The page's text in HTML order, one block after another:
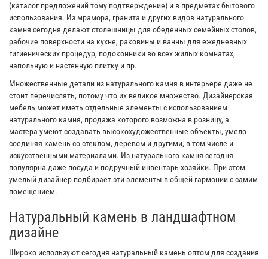
(каталог предложений тому подтверждение) и в предметах бытового
использования. Из мрамора, гранита и других видов натурального
камня сегодня делают столешницы для обеденных семейных столов,
рабочие поверхности на кухне, раковины и ванны для ежедневных
гигиенических процедур, подоконники во всех жилых комнатах,
напольную и настенную плитку и пр.
Множественные детали из натурального камня в интерьере даже не
стоит перечислять, потому что их великое множество. Дизайнерская
мебель может иметь отдельные элементы с использованием
натурального камня, продажа которого возможна в розницу, а
мастера умеют создавать высокохудожественные объекты, умело
соединяя камень со стеклом, деревом и другими, в том числе и
искусственными материалами. Из натурального камня сегодня
популярна даже посуда и подручный инвентарь хозяйки. При этом
умелый дизайнер подбирает эти элементы в общей гармонии с самим
помещением.
Натуральный камень в ландшафтном
дизайне
Широко используют сегодня натуральный камень оптом для создания